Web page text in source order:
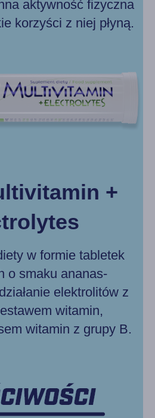
aktywność fizyczna
korzyści z niej płyną.
+
w formie tabletek
o smaku ananas-
elektrolitów z
witamin,
witamin z grupy B.